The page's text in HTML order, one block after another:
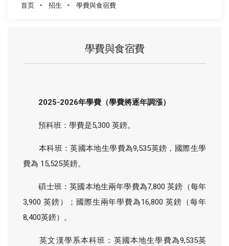
首页 招生 學費與食宿費
學費與食宿費
2025-2026年學費（學費將逐年調漲）
預科班：學費是5,300 英鎊。
本科班：英國本地生學費為9,535英鎊，國際生學
費為 15,525英鎊。
碩士班：英國本地生兩年學費為7,800 英鎊（每年
3,900 英鎊）；國際生兩年學費為16,800 英鎊（每年
8,400英鎊）。
英文漢學系本科班：英國本地生學費為9,535英